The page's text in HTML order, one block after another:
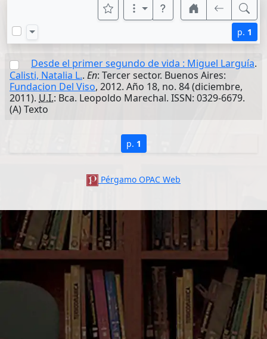
p. 1
Desde el primer segundo de vida : Miguel Larguía.
Calisti, Natalia L.. En: Tercer sector. Buenos Aires:
Fundacion Del Viso, 2012. Año 18, no. 84 (diciembre,
2011). U.I.: Bca. Leopoldo Marechal. ISSN: 0329-6679.
(A) Texto
p. 1
Pérgamo OPAC Web